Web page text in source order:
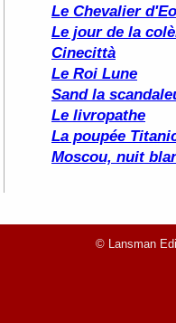
Le Chevalier
Le jour de la
Cinecittà
Le Roi Lune
Sand la
Le livropathe
La poupée
Moscou, nuit
© Lansman